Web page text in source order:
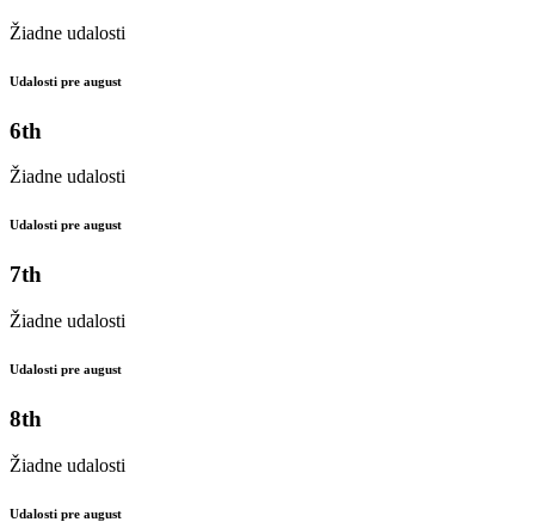
Žiadne udalosti
Udalosti pre august
6th
Žiadne udalosti
Udalosti pre august
7th
Žiadne udalosti
Udalosti pre august
8th
Žiadne udalosti
Udalosti pre august